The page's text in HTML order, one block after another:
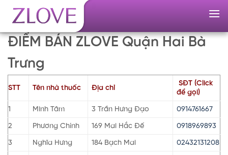
Skip
content
ĐIỂM BÁN ZLOVE Quận Hai Bà
Trưng
STT Tên nhà thuốc Địa chỉ
SĐT (Click
để gọi)
1 Minh Tâm 3 Trần Hưng Đạo 0914761667
2 Phương Chính 169 Mai Hắc Đế 0918969893
3 Nghĩa Hưng 184 Bạch Mai 02432131208